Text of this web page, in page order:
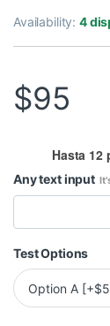
Availability:4
$95
Hasta 12
Any text input
Test Options